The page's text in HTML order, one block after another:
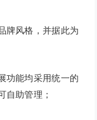
牌风格，并据此为
功能均采用统一的
自助管理；